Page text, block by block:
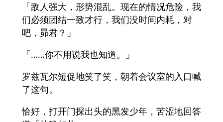
「敌人强大，形势混乱。现在的情况危险，我
们必须团结一致才行，我们没时间内耗，对
吧，昴君？」
「……你不用说我也知道。」
罗兹瓦尔短促地笑了笑，朝着会议室的入口喊
了这句。
恰好，打开门探出头的黑发少年，苦涩地回答